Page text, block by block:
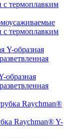
с термоплавким
образная
Raychman® Y-